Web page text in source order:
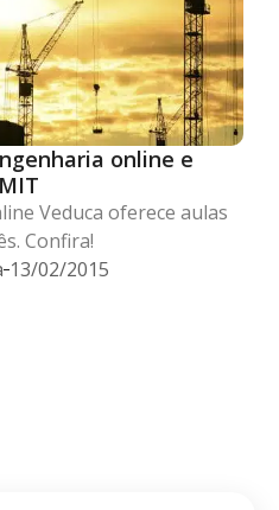
online e
Veduca oferece aulas
Confira!
13/02/2015